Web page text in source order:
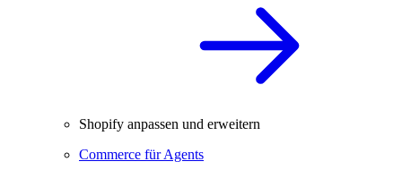
Shopify anpassen und erweitern
Commerce für Agents